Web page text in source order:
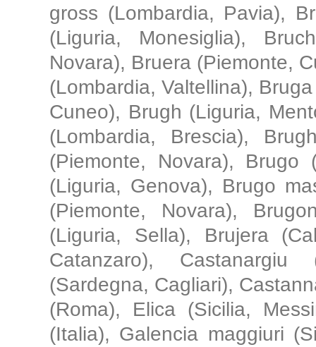
gross (Lombardia, Pavia),
(Liguria, Monesiglia),
Novara), Bruera (Piemonte,
(Lombardia, Valtellina),
Cuneo), Brugh (Liguria,
(Lombardia, Brescia),
(Piemonte, Novara), Brugo
(Liguria, Genova), Brugo
(Piemonte, Novara),
(Liguria, Sella), Brujera
Catanzaro), Castanargiu
(Sardegna, Cagliari),
(Roma), Elica (Sicilia,
(Italia), Galencia maggiuri